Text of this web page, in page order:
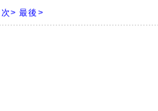
次> 最後>